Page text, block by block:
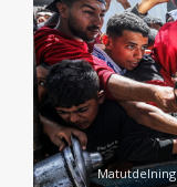
Matutdelning